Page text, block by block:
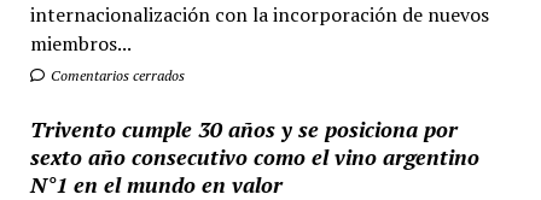
internacionalización con la incorporación de nuevos
miembros...
Comentarios cerrados
Trivento cumple 30 años y se posiciona por
sexto año consecutivo como el vino argentino
N°1 en el mundo en valor